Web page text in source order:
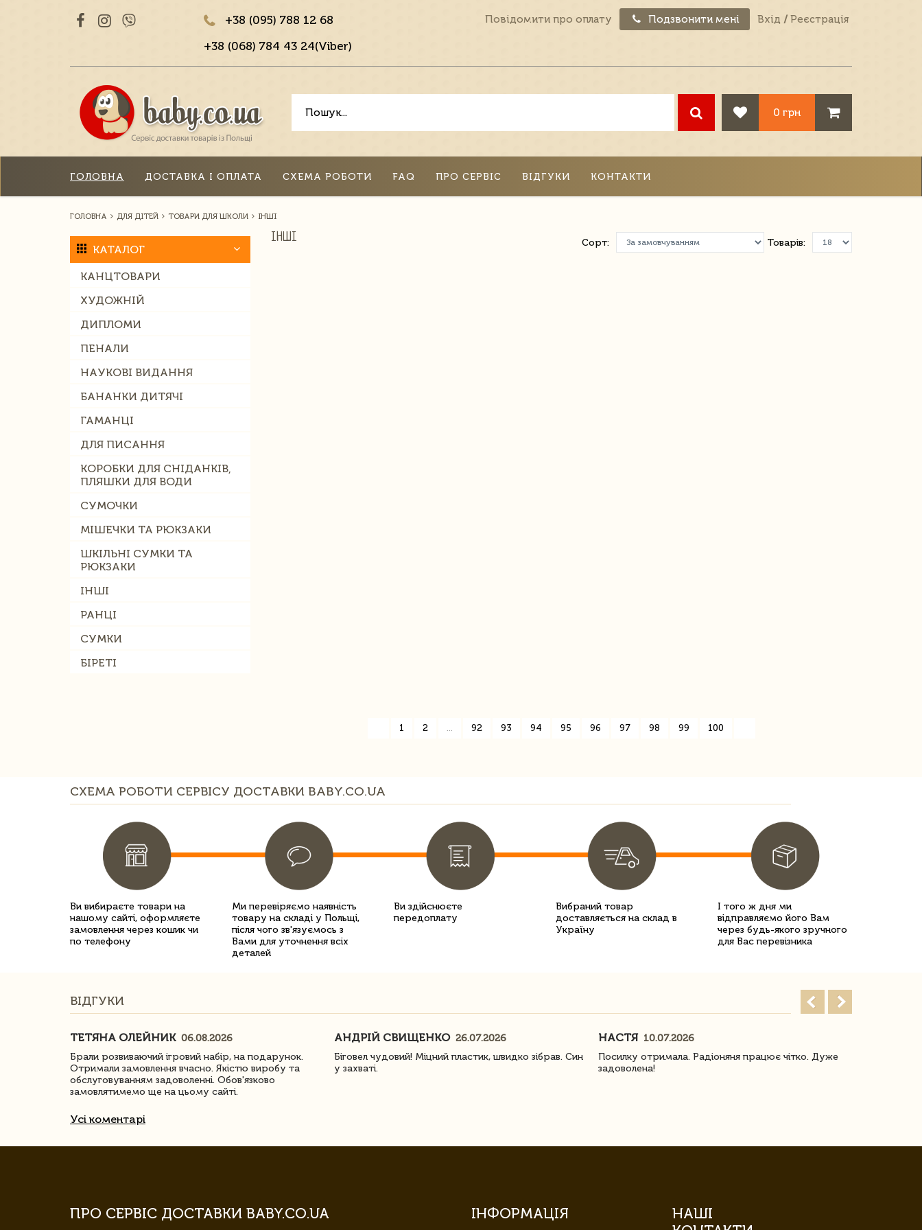
+38 (095) 788 12 68
+38 (068) 784 43 24(Viber)
Повідомити про оплату Подзвонити мені Вхід / Реєстрація
0 грн
ГОЛОВНА ДОСТАВКА І ОПЛАТА СХЕМА РОБОТИ FAQ ПРО СЕРВІС ВІДГУКИ КОНТАКТИ
ГОЛОВНА ДЛЯ ДІТЕЙ ТОВАРИ ДЛЯ ШКОЛИ ІНШІ
КАТАЛОГ
КАНЦТОВАРИ
ХУДОЖНІЙ
ДИПЛОМИ
ПЕНАЛИ
НАУКОВІ ВИДАННЯ
БАНАНКИ ДИТЯЧІ
ГАМАНЦІ
ДЛЯ ПИСАННЯ
КОРОБКИ ДЛЯ СНІДАНКІВ,
ПЛЯШКИ ДЛЯ ВОДИ
СУМОЧКИ
МІШЕЧКИ ТА РЮКЗАКИ
ШКІЛЬНІ СУМКИ ТА
РЮКЗАКИ
ІНШІ
РАНЦІ
СУМКИ
БІРЕТІ
ІНШІ Товарів:
Сорт:
1 2 ... 92 93 94 95 96 97 98 99 100
СХЕМА РОБОТИ СЕРВІСУ ДОСТАВКИ BABY.CO.UA
Ви вибираєте товари на
нашому сайті, оформляєте
замовлення через кошик чи
по телефону
Ми перевіряємо наявність
товару на складі у Польщі,
після чого зв'язуємось з
Вами для уточнення всіх
деталей
Ви здійснюєте
передоплату
Вибраний товар
доставляється на склад в
Україну
І того ж дня ми
відправляємо його Вам
через будь-якого зручного
для Вас перевізника
ВІДГУКИ
ТЕТЯНА ОЛЕЙНИК 06.08.2026
Брали розвиваючий ігровий набір, на подарунок.
Отримали замовлення вчасно. Якістю виробу та
обслуговуванням задоволенні. Обов'язково
замовлятимемо ще на цьому сайті.
АНДРІЙ СВИЩЕНКО 26.07.2026
Біговел чудовий! Міцний пластик, швидко зібрав. Син
у захваті.
НАСТЯ 10.07.2026
Посилку отримала. Радіоняня працює чітко. Дуже
задоволена!
Усі коментарі
ПРО СЕРВІС ДОСТАВКИ BABY.CO.UA ІНФОРМАЦІЯ
НАШІ